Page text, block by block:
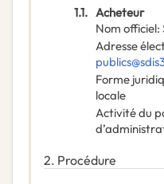
1.1. Acheteur
Nom officiel:
Adresse
Forme
locale
Activité du
2. Procédure